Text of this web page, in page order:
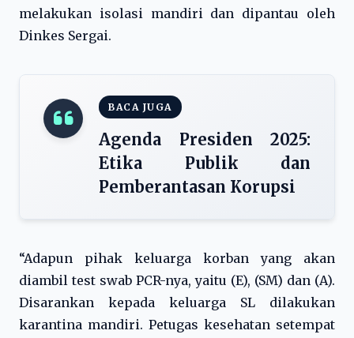
melakukan isolasi mandiri dan dipantau oleh
Dinkes Sergai.
BACA JUGA
Agenda Presiden 2025:
Etika Publik dan
Pemberantasan Korupsi
“Adapun pihak keluarga korban yang akan
diambil test swab PCR-nya, yaitu (E), (SM) dan (A).
Disarankan kepada keluarga SL dilakukan
karantina mandiri. Petugas kesehatan setempat